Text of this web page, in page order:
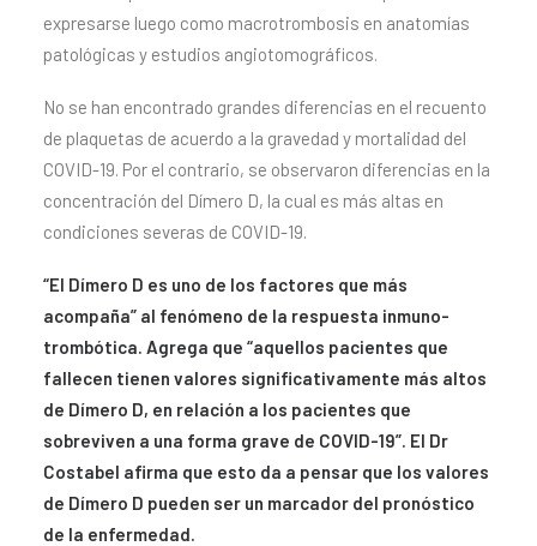
expresarse luego como macrotrombosis en anatomías
patológicas y estudios angiotomográficos.
No se han encontrado grandes diferencias en el recuento
de plaquetas de acuerdo a la gravedad y mortalidad del
COVID-19. Por el contrario, se observaron diferencias en la
concentración del Dímero D, la cual es más altas en
condiciones severas de COVID-19.
“El Dímero D es uno de los factores que más
acompaña” al fenómeno de la respuesta inmuno-
trombótica. Agrega que “aquellos pacientes que
fallecen tienen valores significativamente más altos
de Dímero D, en relación a los pacientes que
sobreviven a una forma grave de COVID-19”. El Dr
Costabel afirma que esto da a pensar que los valores
de Dímero D pueden ser un marcador del pronóstico
de la enfermedad.